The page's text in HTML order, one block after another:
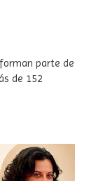
parte de
de 152